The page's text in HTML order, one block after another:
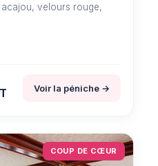
acajou, velours rouge,
Voir la péniche →
COUP DE CŒUR